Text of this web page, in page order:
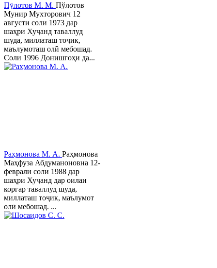
Пӯлотов М. М. Пўлотов
Мунир Мухторович 12
августи соли 1973 дар
шаҳри Хуҷанд таваллуд
шуда, миллаташ тоҷик,
маълумоташ олӣ мебошад.
Соли 1996 Донишгоҳи да...
Раҳмонова М. А. Раҳмонова
Маҳфуза Абдуманоновна 12-
феврали соли 1988 дар
шаҳри Хуҷанд дар оилаи
коргар таваллуд шуда,
миллаташ тоҷик, маълумот
олӣ мебошад. ...